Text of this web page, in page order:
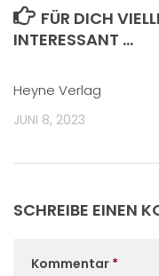
FÜR DICH
INTERESSANT …
Heyne Verlag
JUNI 8, 2023
SCHREIBE EINEN
Kommentar *